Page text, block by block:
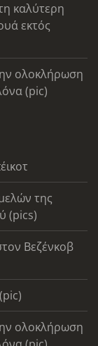
καλύτερη
εκτός
ολοκλήρωση
(pic)
της
(pics)
Βεζένκοβ
ολοκλήρωση